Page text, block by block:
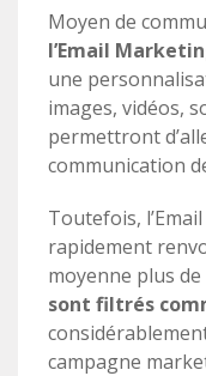
Moyen de
l’Email
une
images, vidéos,
permettront
communication
Toutefois,
rapidement
moyenne plus de
sont filtrés
campagne